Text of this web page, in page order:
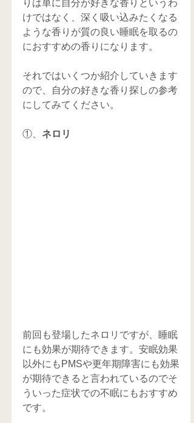
りは単に自分が好きな香りというわ
けではなく、深く吸い込みたくなる
ような香りが質の良い睡眠を取るの
におすすめの香りになります。
それではいくつか紹介していきます
ので、自分の好きな香り探しの参考
にしてみてください。
①、 ネロリ
前回も登場したネロリですが、睡眠
にも効果が期待できます。安眠効果
以外にもPMSや更年期障害にも効果
が期待できると言われているのでそ
ういった症状での不眠にもおすすめ
です。